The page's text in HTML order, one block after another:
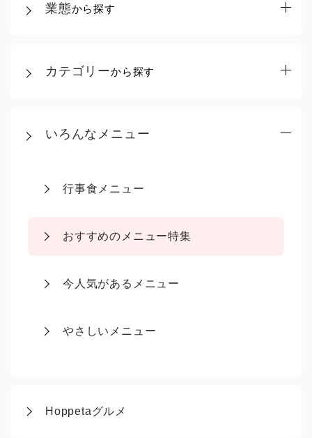
業態から探す
カテゴリーから探す
いろんなメニュー
行事食メニュー
おすすめのメニュー特集
今人気があるメニュー
やさしいメニュー
Hoppetaグルメ